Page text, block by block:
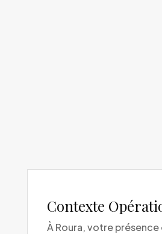
Contexte
À Roura, votre présence